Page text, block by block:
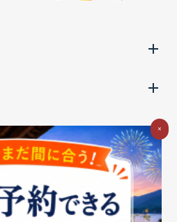
ウェブアクセシビリティの取り組み
×